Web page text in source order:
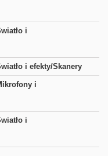
i
i efekty/Skanery
i
i